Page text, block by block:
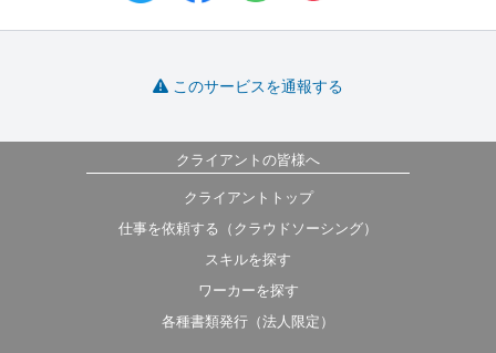
このサービスを通報する
クライアントの皆様へ
クライアントトップ
仕事を依頼する（クラウドソーシング）
スキルを探す
ワーカーを探す
各種書類発行（法人限定）